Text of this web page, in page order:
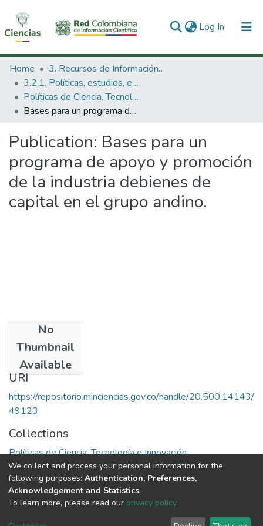
Log In (current)
Communities & Collections
All of DSpace
Statistics
Home
3. Recursos de Información Científica y Tecnológica
3.2.1. Políticas, estudios, evaluaciones e indicadores de CTeI
Políticas de Ciencia, Tecnología e Innovación
Bases para un programa de apoyo y promoción de la industria debienes de capital en el grupo andino.
Publication: Bases para un
programa de apoyo y promoción
de la industria debienes de
capital en el grupo andino.
No
Thumbnail
Available
1985
URI
https://repositorio.minciencias.gov.co/handle/20.500.14143/
49123
Collections
Políticas de Ciencia, Tecnología e Innovación
Full item page
DSpace software copyright © 2002-2026
Cookie End User Send
We collect and process your personal information for the
following purposes: Authentication, Preferences,
Acknowledgement and Statistics.
To learn more, please read our privacy policy.